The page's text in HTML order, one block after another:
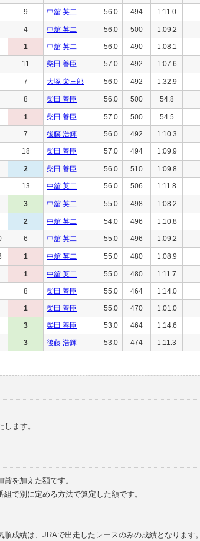
9 中舘 英二 56.0 494 1:11.0
4 中舘 英二 56.0 500 1:09.2
1 中舘 英二 56.0 490 1:08.1
11 柴田 善臣 57.0 492 1:07.6
7 大塚 栄三郎 56.0 492 1:32.9
8 柴田 善臣 56.0 500 54.8
1 柴田 善臣 57.0 500 54.5
7 後藤 浩輝 56.0 492 1:10.3
18 柴田 善臣 57.0 494 1:09.9
2 柴田 善臣 56.0 510 1:09.8
13 中舘 英二 56.0 506 1:11.8
3 中舘 英二 55.0 498 1:08.2
2 中舘 英二 54.0 496 1:10.8
6 中舘 英二 55.0 496 1:09.2
1 中舘 英二 55.0 480 1:08.9
1 中舘 英二 55.0 480 1:11.7
8 柴田 善臣 55.0 464 1:14.0
1 柴田 善臣 55.0 470 1:01.0
3 柴田 善臣 53.0 464 1:14.6
3 後藤 浩輝 53.0 474 1:11.3
ます。
を加えた額です。
で別に定める方法で算定した額です。
成績は、JRAで出走したレースのみの成績となります。